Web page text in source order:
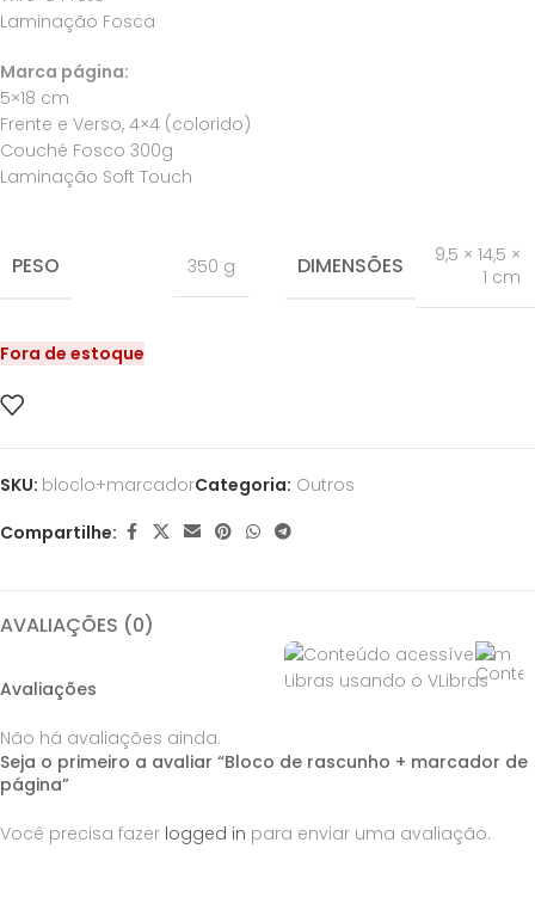
Laminação Fosca
Marca página:
5×18 cm
Frente e Verso, 4×4 (colorido)
Couché Fosco 300g
Laminação Soft Touch
PESO 350 g DIMENSÕES
9,5 × 14,5 ×
1 cm
Fora de estoque
SKU: bloclo+marcadorCategoria: Outros
Compartilhe:
AVALIAÇÕES (0)
Avaliações
Não há avaliações ainda.
Seja o primeiro a avaliar “Bloco de rascunho + marcador de
página”
Você precisa fazer logged in para enviar uma avaliação.